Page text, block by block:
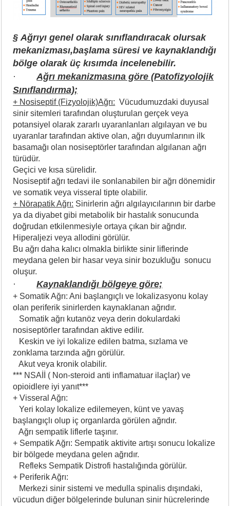
§ Ağrıyı genel olarak sınıflandıracak olursak
mekanizması,başlama süresi ve kaynaklandığı
bölge olarak üç kısımda incelenebilir.
·Ağrı mekanizmasına göre (Patofizyolojik
Sınıflandırma);
+ Nosiseptif (Fizyolojik)Ağrı: Vücudumuzdaki duyusal
sinir sitemleri tarafından oluşturulan gerçek veya
potansiyel olarak zararlı uyaranlanları algılayan ve bu
uyaranlar tarafından aktive olan, ağrı duyumlarının ilk
basamağı olan nosiseptörler tarafından algılanan ağrı
türüdür.
Geçici ve kısa sürelidir.
Nosiseptif ağrı tedavi ile sonlanabilen bir ağrı dönemidir
ve somatik veya visseral tipte olabilir.
+ Nörapatik Ağrı: Sinirlerin ağrı algılayıcılarının bir darbe
ya da diyabet gibi metabolik bir hastalık sonucunda
doğrudan etkilenmesiyle ortaya çıkan bir ağrıdır.
Hiperaljezi veya allodini görülür.
Bu ağrı daha kalıcı olmakla birlikte sinir liflerinde
meydana gelen bir hasar veya sinir bozukluğu sonucu
oluşur.
·Kaynaklandığı bölgeye göre;
+ Somatik Ağrı: Ani başlangıçlı ve lokalizasyonu kolay
olan periferik sinirlerden kaynaklanan ağrıdır.
Somatik ağrı kutanöz veya derin dokulardaki
nosiseptörler tarafından aktive edilir.
Keskin ve iyi lokalize edilen batma, sızlama ve
zonklama tarzında ağrı görülür.
Akut veya kronik olabilir.
*** NSAİİ ( Non-steroid anti inflamatuar ilaçlar) ve
opioidlere iyi yanıt***
+ Visseral Ağrı:
Yeri kolay lokalize edilemeyen, künt ve yavaş
başlangıçlı olup iç organlarda görülen ağrıdır.
Ağrı sempatik liflerle taşınır.
+ Sempatik Ağrı: Sempatik aktivite artışı sonucu lokalize
bir bölgede meydana gelen ağrıdır.
Refleks Sempatik Distrofi hastalığında görülür.
+ Periferik Ağrı:
Merkezi sinir sistemi ve medulla spinalis dışındaki,
vücudun diğer bölgelerinde bulunan sinir hücrelerinde